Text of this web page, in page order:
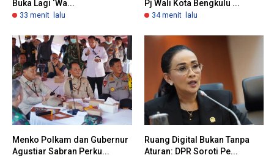
Buka Lagi ‘Wa...
33 menit lalu
Pj Wali Kota Bengkulu ...
34 menit lalu
Menko Polkam dan Gubernur
Agustiar Sabran Perku...
Ruang Digital Bukan Tanpa
Aturan: DPR Soroti Pe...